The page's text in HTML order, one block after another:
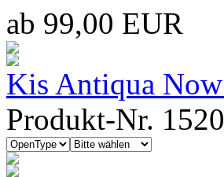
ab 99,00 EUR
Kis Antiqua
Produkt-Nr.